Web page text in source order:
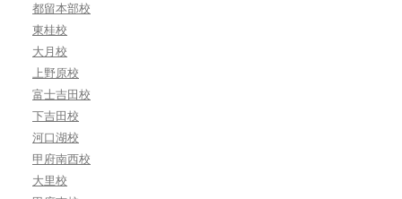
ョ
ン
都留本部校
東桂校
大月校
上野原校
富士吉田校
下吉田校
河口湖校
甲府南西校
大里校